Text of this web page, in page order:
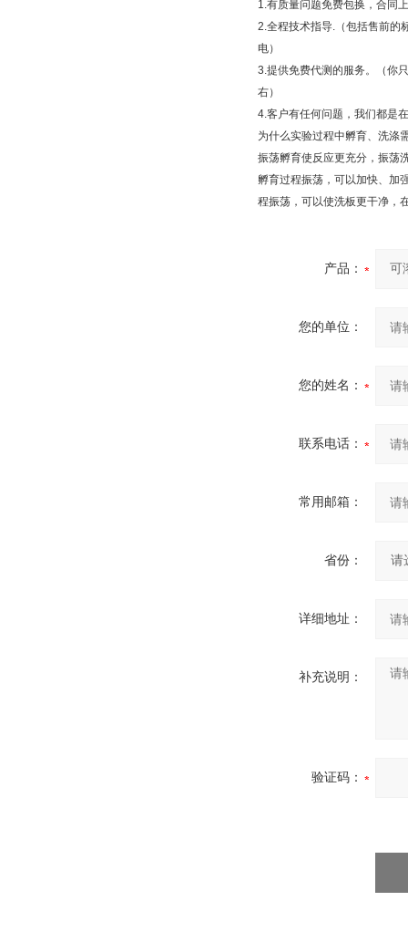
1.有质量问题免费包换，合同
2.全程技术指导. （包括售前
电）
3.提供免费代测的服务。（你
右）
4.客户有任何问题，我们都是
为什么实验过程中孵育、洗涤
振荡孵育使反应更充分，振荡
孵育过程振荡，可以加快、加
程振荡，可以使洗板更干净，
产品：
您的单位：
您的姓名：
联系电话：
常用邮箱：
省份：
详细地址：
补充说明：
验证码：